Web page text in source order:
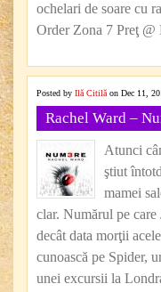
ochelari de soare cu
Order Zona 7 Preţ
Posted by Ilă Citilă on Dec 11,
Rachel Ward –
Atunci
ştiut
mamei
clar. Numărul pe
decât data morţii
cunoască pe Spider,
unei excursii la